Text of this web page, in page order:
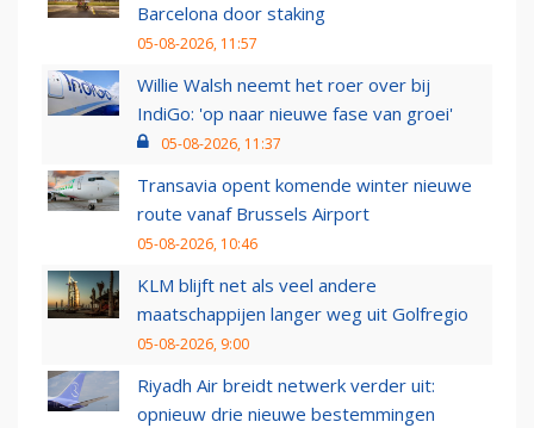
Barcelona door staking
05-08-2026, 11:57
Willie Walsh neemt het roer over bij
IndiGo: 'op naar nieuwe fase van groei'
05-08-2026, 11:37
Transavia opent komende winter nieuwe
route vanaf Brussels Airport
05-08-2026, 10:46
KLM blijft net als veel andere
maatschappijen langer weg uit Golfregio
05-08-2026, 9:00
Riyadh Air breidt netwerk verder uit:
opnieuw drie nieuwe bestemmingen